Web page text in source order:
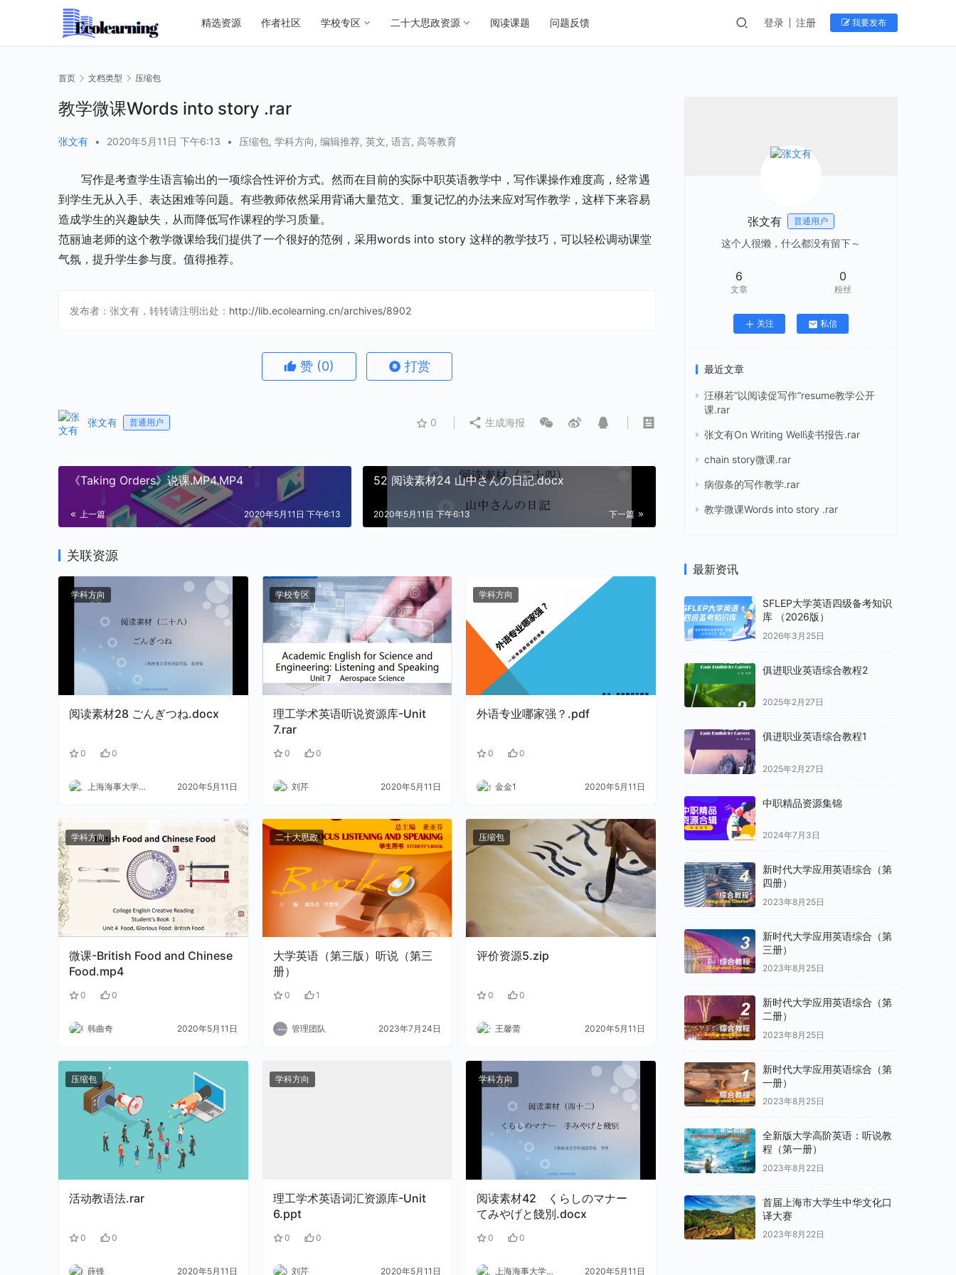
精选资源 作者社区 学校专区 二十大思政资源 阅读课题 问题反馈 登录 注册 我要发布
首页 文档类型 压缩包
教学微课Words into story .rar
张文有 • 2020年5月11日 下午6:13 • 压缩包, 学科方向, 编辑推荐, 英文, 语言, 高等教育
写作是考查学生语言输出的一项综合性评价方式。然而在目前的实际中职英语教学中，写作课操作难度高，经常遇
到学生无从入手、表达困难等问题。有些教师依然采用背诵大量范文、重复记忆的办法来应对写作教学，这样下来容易
造成学生的兴趣缺失，从而降低写作课程的学习质量。
范丽迪老师的这个教学微课给我们提供了一个很好的范例，采用words into story 这样的教学技巧，可以轻松调动课堂
气氛，提升学生参与度。值得推荐。
发布者：张文有，转转请注明出处： http://lib.ecolearning.cn/archives/8902
赞 (0) 打赏
张文有 普通用户 0 生成海报
《Taking Orders》说课.MP4.MP4
上一篇 2020年5月11日 下午6:13
52 阅读素材24 山中さんの日記.docx
下一篇
2020年5月11日 下午6:13
关联资源
学科方向
阅读素材28 ごんぎつね.docx
0 0
上海海事大学外语 2020年5月11日
学校专区
理工学术英语听说资源库-Unit
7.rar
0 0
刘芹 2020年5月11日
学科方向
外语专业哪家强？.pdf
0 0
金金1 2020年5月11日
学科方向
微课-British Food and Chinese
Food.mp4
0 0
韩曲奇 2020年5月11日
二十大思政
大学英语（第三版）听说（第三
册）
0 1
管理团队 2023年7月24日
压缩包
评价资源5.zip
0 0
王馨蕾 2020年5月11日
压缩包
活动教语法.rar
0 0
薛锋 2020年5月11日
学科方向
理工学术英语词汇资源库-Unit
6.ppt
0 0
刘芹 2020年5月11日
学科方向
阅读素材42 くらしのマナー
てみやげと餞別.docx
0 0
上海海事大学外语 2020年5月11日
张文有 普通用户
这个人很懒，什么都没有留下～
6
文章
0
粉丝
关注 私信
最近文章
汪楙若“以阅读促写作”resume教学公开
课.rar
张文有On Writing Well读书报告.rar
chain story微课.rar
病假条的写作教学.rar
教学微课Words into story .rar
最新资讯
SFLEP大学英语四级备考知识
库 （2026版）
2026年3月25日
俱进职业英语综合教程2
2025年2月27日
俱进职业英语综合教程1
2025年2月27日
中职精品资源集锦
2024年7月3日
新时代大学应用英语综合（第
四册）
2023年8月25日
新时代大学应用英语综合（第
三册）
2023年8月25日
新时代大学应用英语综合（第
二册）
2023年8月25日
新时代大学应用英语综合（第
一册）
2023年8月25日
全新版大学高阶英语：听说教
程（第一册）
2023年8月22日
首届上海市大学生中华文化口
译大赛
2023年8月22日